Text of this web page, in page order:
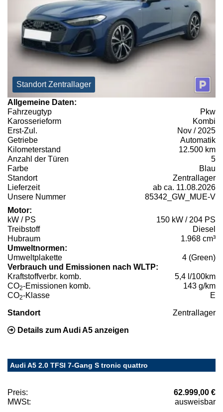
Standort Zentrallager
Allgemeine Daten:
Fahrzeugtyp
Pkw
Karosserieform
Kombi
Erst-Zul.
Nov / 2025
Getriebe
Automatik
Kilometerstand
12.500 km
Anzahl der Türen
5
Farbe
Blau
Standort
Zentrallager
Lieferzeit
ab ca. 11.08.2026
Unsere Nummer
85342_GW_MUE-V
Motor:
kW / PS
150 kW / 204 PS
Treibstoff
Diesel
Hubraum
1.968 cm³
Umweltnormen:
Umweltplakette
4 (Green)
Verbrauch und Emissionen nach WLTP:
Kraftstoffverbr. komb.
5,4 l/100km
CO2-Emissionen komb.
143 g/km
CO2-Klasse E
Standort Zentrallager
Details zum Audi A5 anzeigen
Audi A5 2.0 TFSI 7-Gang S tronic quattro
Preis:
62.999,00 €
MWSt:
ausweisbar